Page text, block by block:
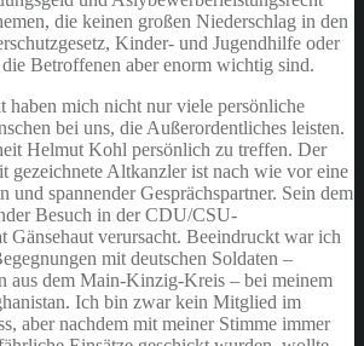
die keinen großen Niederschlag in den
Kinder- und Jugendhilfe oder
Betroffenen aber enorm wichtig sind.
haben mich nicht nur viele persönliche
bei uns, die Außerordentliches leisten.
Helmut Kohl persönlich zu treffen. Der
gezeichnete Altkanzler ist nach wie vor eine
und spannender Gesprächspartner. Sein dem
Besuch in der CDU/CSU-
Gänsehaut verursacht. Beeindruckt war ich
mit deutschen Soldaten –
aus dem Main-Kinzig-Kreis – bei meinem
Ich bin zwar kein Mitglied im
aber nachdem mit meiner Stimme immer